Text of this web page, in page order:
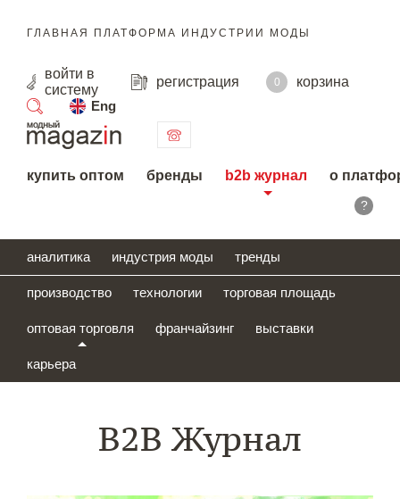
ГЛАВНАЯ ПЛАТФОРМА ИНДУСТРИИ МОДЫ
войти в
систему
регистрация 0
корзина
Eng
поиск
купить оптом бренды b2b журнал о
?
аналитика индустрия моды тренды
производство технологии торговая площадь
оптовая торговля франчайзинг выставки
карьера
B2B Журнал